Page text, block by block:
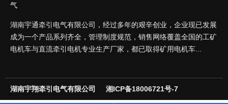
气
湖南宇通牵引电气有限公司，经过多年的艰辛创业，企业现已发展
成为一个产品系列齐全，管理制度规范，销售网络覆盖全国的工矿
电机车与直流牵引电机专业生产厂家，都已取得矿用电机车...
湖南宇翔牵引电气有限公司 湘ICP备18006721号-7